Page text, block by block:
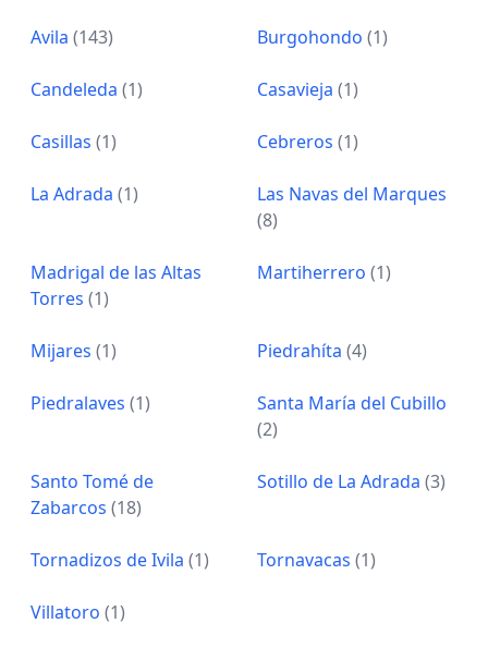
Avila (143) Burgohondo (1)
Candeleda (1) Casavieja (1)
Casillas (1) Cebreros (1)
La Adrada (1)
Las Navas del Marques
(8)
Madrigal de las Altas
Torres (1)
Martiherrero (1)
Mijares (1) Piedrahíta (4)
Piedralaves (1)
Santa María del Cubillo
(2)
Santo Tomé de
Zabarcos (18)
Sotillo de La Adrada (3)
Tornadizos de Ivila (1) Tornavacas (1)
Villatoro (1)